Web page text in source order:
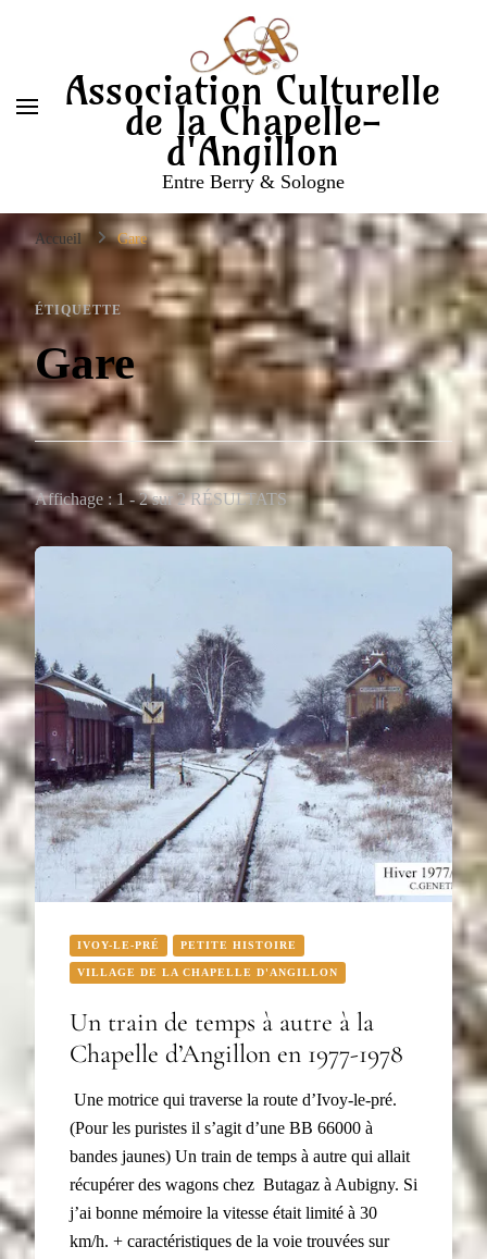
Association Culturelle
de la Chapelle-
d'Angillon
Entre Berry & Sologne
Accueil Gare
ÉTIQUETTE
Gare
Affichage : 1 - 2 sur 2 RÉSULTATS
IVOY-LE-PRÉ PETITE HISTOIRE
VILLAGE DE LA CHAPELLE D'ANGILLON
Un train de temps à autre à la
Chapelle d’Angillon en 1977-1978
Une motrice qui traverse la route d’Ivoy-le-pré.
(Pour les puristes il s’agit d’une BB 66000 à
bandes jaunes) Un train de temps à autre qui allait
récupérer des wagons chez Butagaz à Aubigny. Si
j’ai bonne mémoire la vitesse était limité à 30
km/h. + caractéristiques de la voie trouvées sur